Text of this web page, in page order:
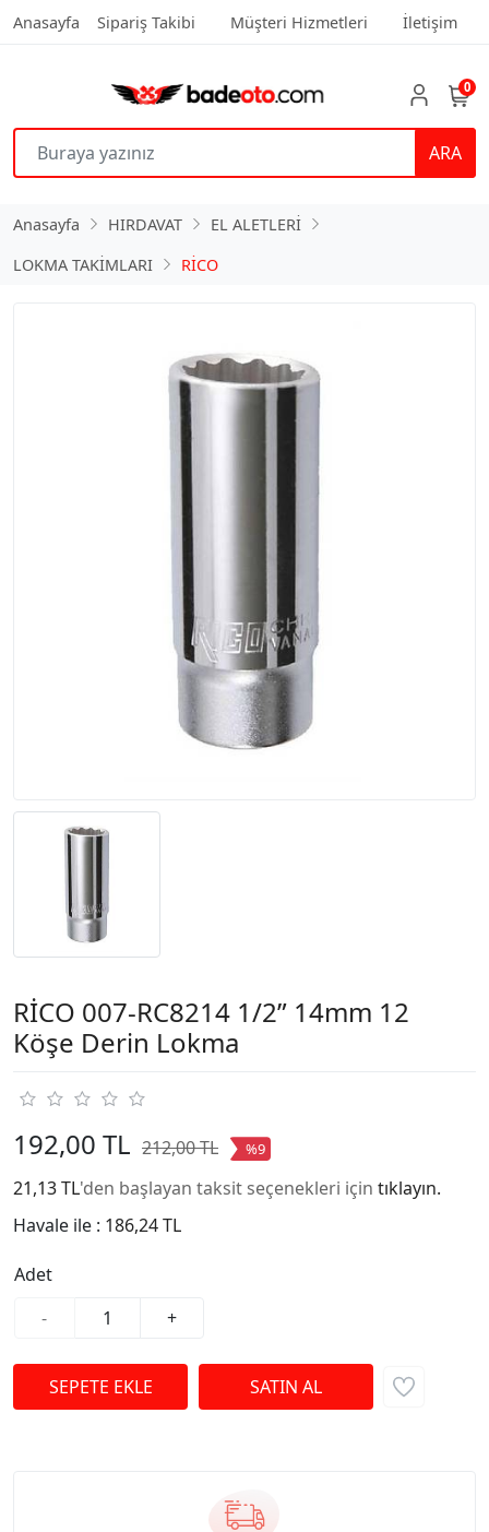
Anasayfa Sipariş Takibi Müşteri Hizmetleri İletişim
ARA
0
Anasayfa HIRDAVAT
EL ALETLERİ
LOKMA TAKİMLARI
RİCO
RİCO 007-RC8214 1/2” 14mm 12
Köşe Derin Lokma
192,00 TL 212,00 TL %9
21,13 TL'den başlayan taksit seçenekleri için tıklayın.
Havale ile : 186,24 TL
Adet
-
+